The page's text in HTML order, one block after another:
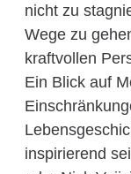
nicht zu
Wege zu
kraftvollen
Ein Blick auf
inspirierend